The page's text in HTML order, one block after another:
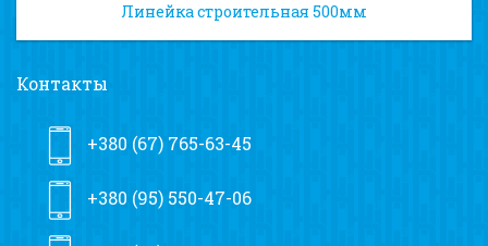
Линейка строительная 500мм
Контакты
+380 (67) 765-63-45
+380 (95) 550-47-06